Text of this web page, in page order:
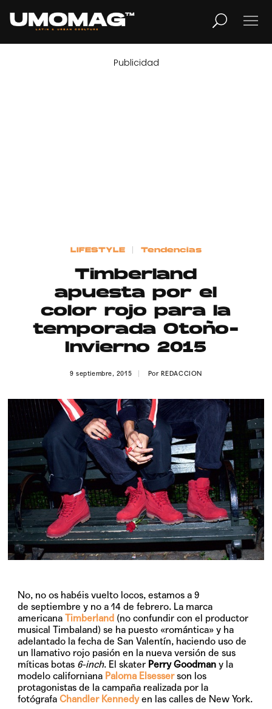
LIFESTYLE
Contacto
Aviso Legal
© 2015-2022 UMOMAG. PROPIEDAD DE UMO agency. TODOS LOS
DERECHOS RESERVADOS.
Publicidad
LIFESTYLE Tendencias
Timberland
apuesta por el
color rojo para la
temporada Otoño-
Invierno 2015
9 septiembre, 2015 Por REDACCION
No, no os habéis vuelto locos, estamos a 9
de septiembre y no a 14 de febrero. La marca
americanaTimberland (no confundir con el productor
musical Timbaland) se ha puesto «romántica» y ha
adelantado la fecha de San Valentín, haciendo uso de
un llamativo rojo pasión en la nueva versión de sus
míticas botas 6-inch. El skater Perry Goodman y la
modelo californiana Paloma Elsesserson los
protagonistas de la campaña realizada por la
fotógrafaChandler Kennedy en las calles de New York.